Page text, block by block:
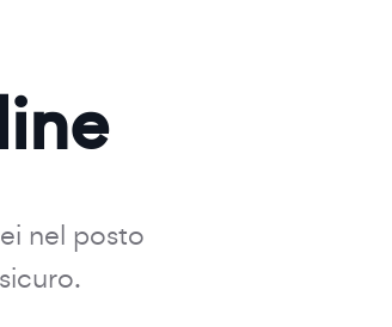
nel posto